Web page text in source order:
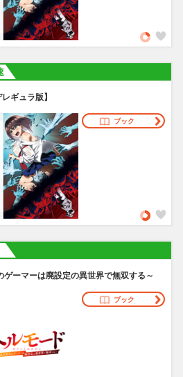
ギュラ版】
ブック
ーマーは廃設定の異世界で無双する～
ブック